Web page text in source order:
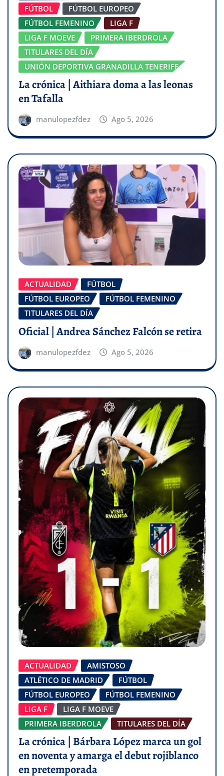
FÚTBOL
FÚTBOL EUROPEO
FÚTBOL FEMENINO
LIGA F
LIGA F MOEVE
PRIMERA IBERDROLA
TITULARES DEL DÍA
UNIÓN DEPORTIVA GRANADILLA TENERIFE
La crónica | Aithiara doma a las leonas
en Tafalla
manulopezfdez Ago 5, 2026
ACTUALIDAD
FÚTBOL
FÚTBOL EUROPEO
FÚTBOL FEMENINO
TITULARES DEL DÍA
Oficial | Andrea Sánchez Falcón se retira
manulopezfdez Ago 5, 2026
ACTUALIDAD
AMISTOSO
ATLÉTICO DE MADRID
FÚTBOL
FÚTBOL EUROPEO
FÚTBOL FEMENINO
LIGA F
LIGA F MOEVE
PRIMERA IBERDROLA
TITULARES DEL DÍA
La crónica | Bárbara López marca un gol
en noventa y amarga el debut rojiblanco
en pretemporada